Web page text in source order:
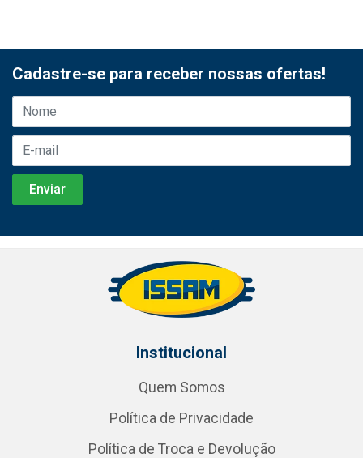
Cadastre-se para receber nossas ofertas!
Institucional
Quem Somos
Política de Privacidade
Política de Troca e Devolução